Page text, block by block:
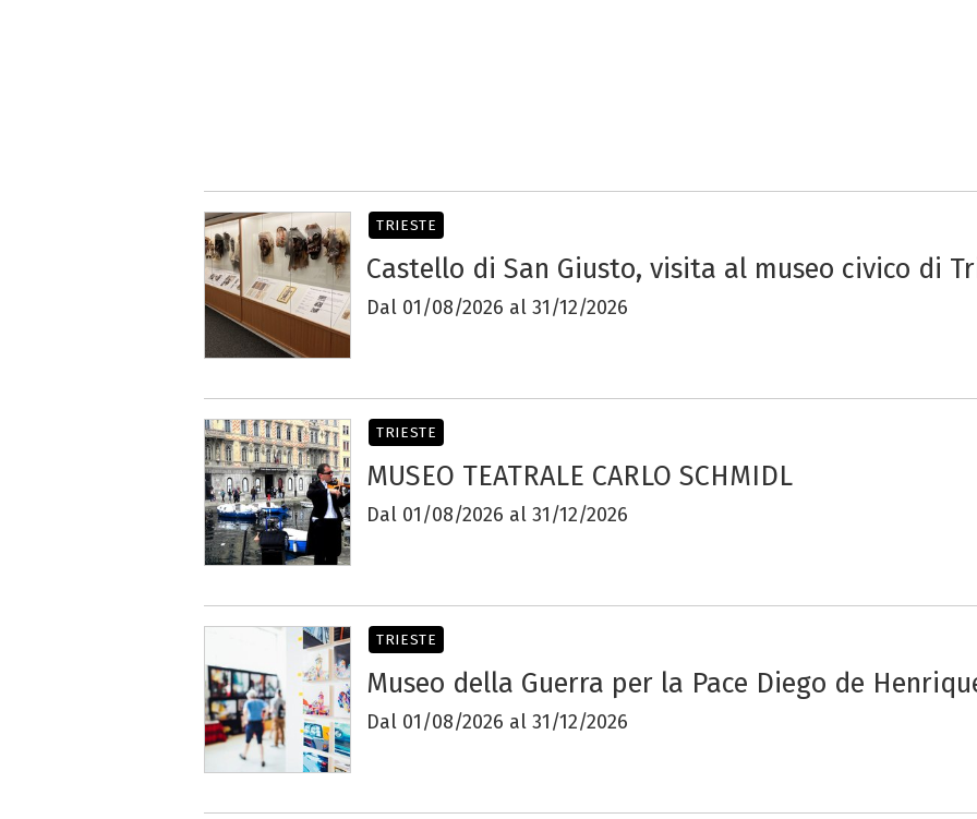
Castello di San Giusto, visita al museo civico di
Dal 01/08/2026 al 31/12/2026
TRIESTE
MUSEO TEATRALE CARLO SCHMIDL
Dal 01/08/2026 al 31/12/2026
TRIESTE
Museo della Guerra per la Pace Diego de
Dal 01/08/2026 al 31/12/2026
TRIESTE